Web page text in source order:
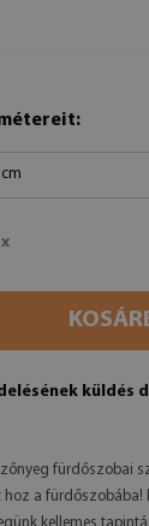
x
küldés
fürdőszobai
a fürdőszobába!